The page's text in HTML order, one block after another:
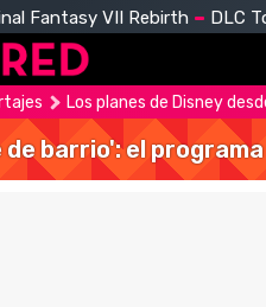
Fantasy VII Rebirth DLC
Los planes de Disney
de barrio': el